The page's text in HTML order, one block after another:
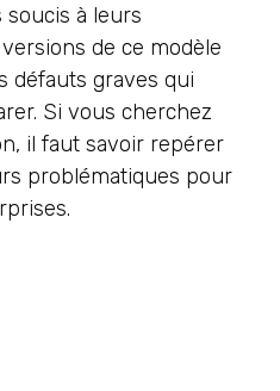
à leurs
de ce modèle
défauts graves qui
Si vous cherchez
il faut savoir repérer
problématiques pour